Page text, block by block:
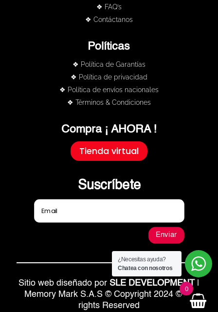
❖ FAQ’s
❖ Contáctanos
Políticas
❖ Política de Garantías
❖ Política de privacidad
❖ Política de envíos nacionales
❖ Términos & Condiciones
Compra ¡ AHORA !
Tienda virtual
Suscríbete
Enviar
Sitio web diseñado por SLE DEVELOPMENT
Memory Mark S.A.S © Copyright 2024 © All
rights Reserved
¿Necesitas ayuda?
Chatea con nosotros
0